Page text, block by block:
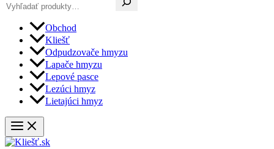
Obchod
Kliešť
Odpudzovače hmyzu
Lapače hmyzu
Lepové pasce
Lezúci hmyz
Lietajúci hmyz